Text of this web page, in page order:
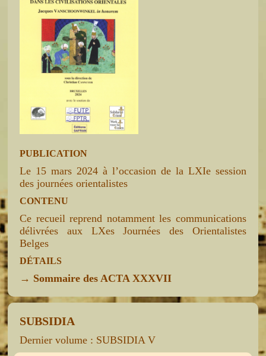
PUBLICATION
Le 15 mars 2024 à l’occasion de la LXIe session
des journées orientalistes
CONTENU
Ce recueil reprend notamment les communications
délivrées aux LXes Journées des Orientalistes
Belges
DÉTAILS
→ Sommaire des ACTA XXXVII
SUBSIDIA
Dernier volume : SUBSIDIA V